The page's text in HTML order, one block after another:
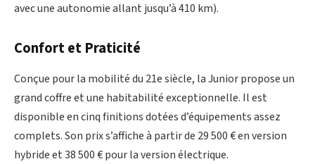
avec une autonomie allant jusqu’à 410 km).
Confort et Praticité
Conçue pour la mobilité du 21e siècle, la Junior propose un
grand coffre et une habitabilité exceptionnelle. Il est
disponible en cinq finitions dotées d’équipements assez
complets. Son prix s’affiche à partir de 29 500 € en version
hybride et 38 500 € pour la version électrique.